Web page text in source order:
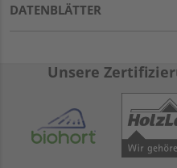
DATENBLÄTTER
Unsere